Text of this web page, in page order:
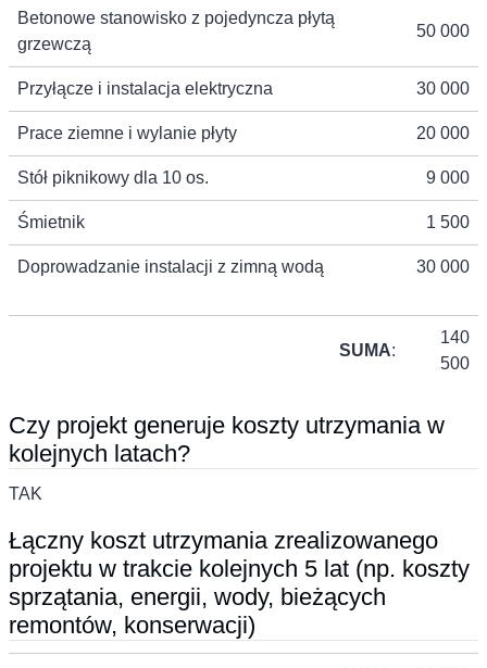
Betonowe stanowisko z pojedyncza płytą
grzewczą
50 000
Przyłącze i instalacja elektryczna 30 000
Prace ziemne i wylanie płyty 20 000
Stół piknikowy dla 10 os. 9 000
Śmietnik 1 500
Doprowadzanie instalacji z zimną wodą 30 000
SUMA:
140
500
Czy projekt generuje koszty utrzymania w
kolejnych latach?
TAK
Łączny koszt utrzymania zrealizowanego
projektu w trakcie kolejnych 5 lat (np. koszty
sprzątania, energii, wody, bieżących
remontów, konserwacji)